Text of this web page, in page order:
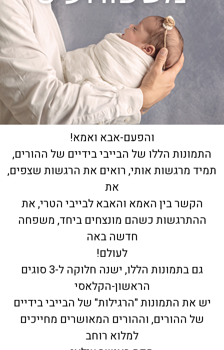
והפעם-אבא ואמא!
התמונות הללו של הבייבי בידיים של ההורים,
תמיד מרגשות אותי, רואים את הרגשות שצפים,
את
הקשר בין האמא והאבא לבייבי הטרי, את
ההתרגשות כשהם מונצחים ביחד, משפחה
חדשה באה
לעולם!
גם בתמונות הללו, ישנה חלוקה ל-3 סוגים
הראשון-הקלאסי
יש את התמונות "הרגילות" של הבייבי בידיים
של ההורים, וההורים המאושרים מחייכים
למלוא רוחב